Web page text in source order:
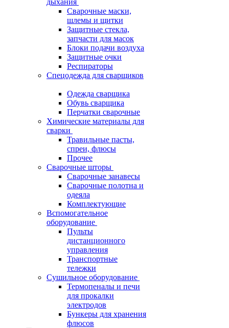
дыхания
Сварочные маски,
шлемы и щитки
Защитные стекла,
запчасти для масок
Блоки подачи воздуха
Защитные очки
Респираторы
Спецодежда для сварщиков
Одежда сварщика
Обувь сварщика
Перчатки сварочные
Химические материалы для
сварки
Травильные пасты,
спреи, флюсы
Прочее
Сварочные шторы
Сварочные занавесы
Сварочные полотна и
одеяла
Комплектующие
Вспомогательное
оборудование
Пульты
дистанционного
управления
Транспортные
тележки
Сушильное оборудование
Термопеналы и печи
для прокалки
электродов
Бункеры для хранения
флюсов